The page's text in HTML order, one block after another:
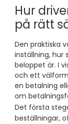
Hur
på rätt
Den praktiska
inställning, hur
beloppet är. I
och ett
en betalning
om
Det första
beställningar,